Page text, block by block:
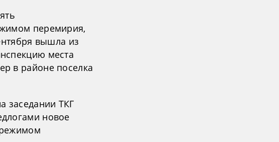
перемирия,
вышла из
места
в районе поселка
заседании ТКГ
новое